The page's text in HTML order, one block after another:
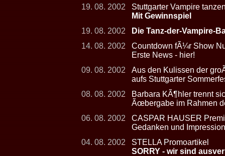
19. 08. 2002
Stuttgarter Vampire
Mit Gewinnspiel
19. 08. 2002
Die Tanz-der-Vampire-
14. 08. 2002
Countdown fÃ¼r Show
Erste News - hier!
09. 08. 2002
Aus den Kulissen der
aufs Stuttgarter
08. 08. 2002
Barbara KÃ¶hler trennt
Ãœbergabe im Rahmen
06. 08. 2002
CASPAR HAUSER
Gedanken und
04. 08. 2002
STELLA Promoartikel
SORRY - wir sind